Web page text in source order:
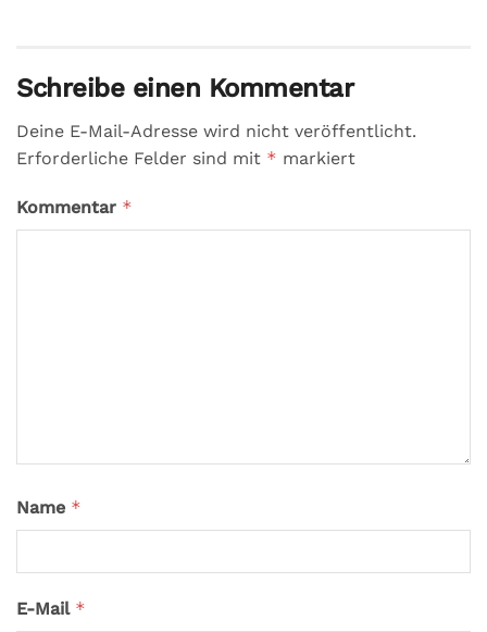
Schreibe einen Kommentar
Deine E-Mail-Adresse wird nicht veröffentlicht.
Erforderliche Felder sind mit * markiert
Kommentar *
Name *
E-Mail *